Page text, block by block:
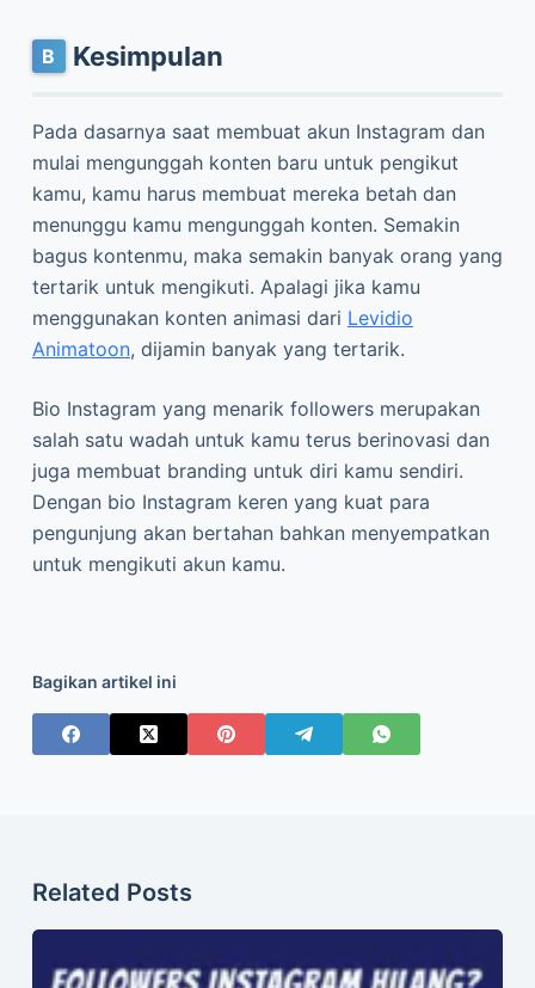
Kesimpulan
Pada dasarnya saat membuat akun Instagram dan
mulai mengunggah konten baru untuk pengikut
kamu, kamu harus membuat mereka betah dan
menunggu kamu mengunggah konten. Semakin
bagus kontenmu, maka semakin banyak orang yang
tertarik untuk mengikuti. Apalagi jika kamu
menggunakan konten animasi dari Levidio
Animatoon, dijamin banyak yang tertarik.
Bio Instagram yang menarik followers merupakan
salah satu wadah untuk kamu terus berinovasi dan
juga membuat branding untuk diri kamu sendiri.
Dengan bio Instagram keren yang kuat para
pengunjung akan bertahan bahkan menyempatkan
untuk mengikuti akun kamu.
Bagikan artikel ini
Related Posts